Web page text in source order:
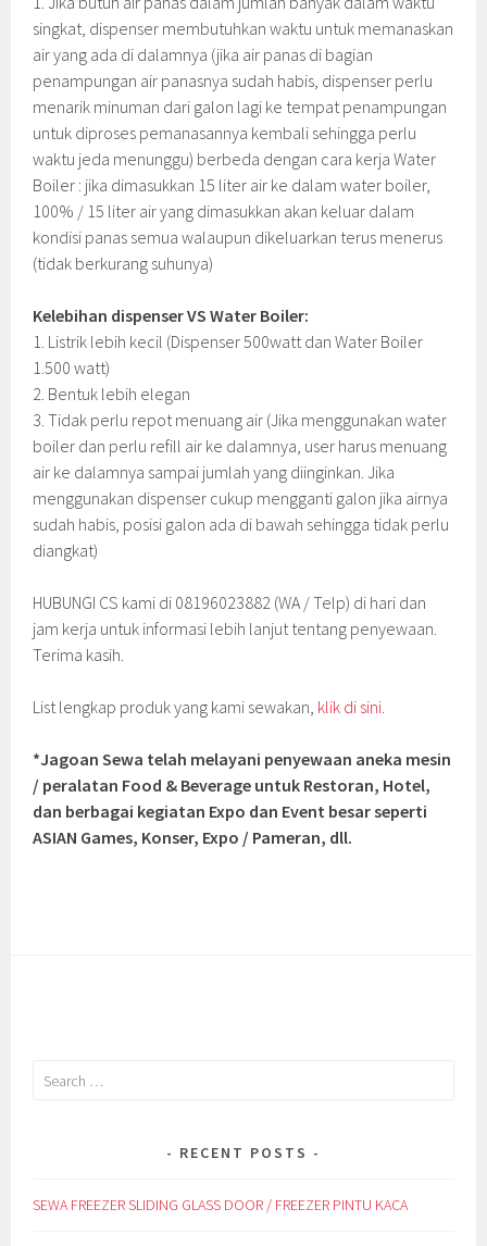
singkat, dispenser membutuhkan waktu untuk memanaskan
air yang ada di dalamnya (jika air panas di bagian
penampungan air panasnya sudah habis, dispenser perlu
menarik minuman dari galon lagi ke tempat penampungan
untuk diproses pemanasannya kembali sehingga perlu
waktu jeda menunggu) berbeda dengan cara kerja Water
Boiler : jika dimasukkan 15 liter air ke dalam water boiler,
100% / 15 liter air yang dimasukkan akan keluar dalam
kondisi panas semua walaupun dikeluarkan terus menerus
(tidak berkurang suhunya)
Kelebihan dispenser VS Water Boiler:
1. Listrik lebih kecil (Dispenser 500watt dan Water Boiler
1.500 watt)
2. Bentuk lebih elegan
3. Tidak perlu repot menuang air (Jika menggunakan water
boiler dan perlu refill air ke dalamnya, user harus menuang
air ke dalamnya sampai jumlah yang diinginkan. Jika
menggunakan dispenser cukup mengganti galon jika airnya
sudah habis, posisi galon ada di bawah sehingga tidak perlu
diangkat)
HUBUNGI CS kami di 08196023882 (WA / Telp) di hari dan
jam kerja untuk informasi lebih lanjut tentang penyewaan.
Terima kasih.
List lengkap produk yang kami sewakan, klik di sini.
*Jagoan Sewa telah melayani penyewaan aneka mesin
/ peralatan Food & Beverage untuk Restoran, Hotel,
dan berbagai kegiatan Expo dan Event besar seperti
ASIAN Games, Konser, Expo / Pameran, dll.
Search
RECENT POSTS
SEWA FREEZER SLIDING GLASS DOOR / FREEZER PINTU KACA